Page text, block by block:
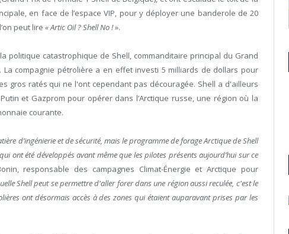
en face de l’espace VIP, pour y déployer une banderole de 20
peut lire « Artic Oil ? Shell No !».
politique catastrophique de Shell, commanditaire principal du Grand
La compagnie pétrolière a en effet investi 5 milliards de dollars pour
gros ratés qui ne l'ont cependant pas découragée. Shell a d'ailleurs
et Gazprom pour opérer dans l’Arctique russe, une région où la
courante.
d’ingénierie et de sécurité, mais le programme de forage Arctique de Shell
ont été développés avant même que les pilotes présents aujourd’hui sur ce
responsable des campagnes Climat-Énergie et Arctique pour
Shell peut se permettre d'aller forer dans une région aussi reculée, c'est le
ont désormais accès à des zones qui étaient auparavant prises par les